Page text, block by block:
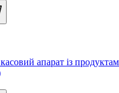
апарат із